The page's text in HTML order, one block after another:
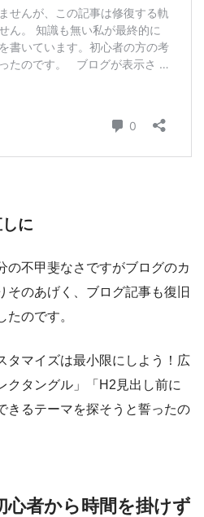
に
の不甲斐なさですがブログのカ
そのあげく、ブログ記事も復旧
のです。
タマイズは最小限にしよう！広
クタングル」「H2見出し前に
きるテーマを探そうと誓ったの
心者から時間を掛けず